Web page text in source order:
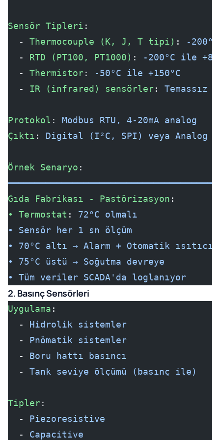
Sensör Tipleri :
  -
Thermocouple (K, J, T tipi) :
-
  -
RTD (PT100, PT1000) :
-200°C ile
  -
Thermistor:
-50°C ile +150°C
  -
IR (infrared) sensörler: Temassız
Protokol : Modbus RTU, 4-20mA analog
Çıktı : Digital (I²C, SPI) veya Analog
Örnek Senaryo :
Gıda Fabrikası - Pastörizasyon :
• Termostat : 72°C olmalı
• Sensör her 1 sn ölçüm
• 70°C altı → Alarm + Otomatik ısıtıcı
• 75°C üstü → Soğutma devreye
• Tüm veriler SCADA'da loglanıyor
2. Basınç Sensörleri
Uygulama :
  -
Hidrolik sistemler
  -
Pnömatik sistemler
  -
Boru hattı basıncı
  -
Tank seviye ölçümü (basınç ile)
Tipler:
  -
Piezoresistive
  -
Capacitive